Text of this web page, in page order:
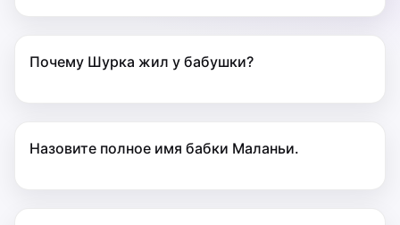
Почему Шурка жил у бабушки?
Назовите полное имя бабки Маланьи.